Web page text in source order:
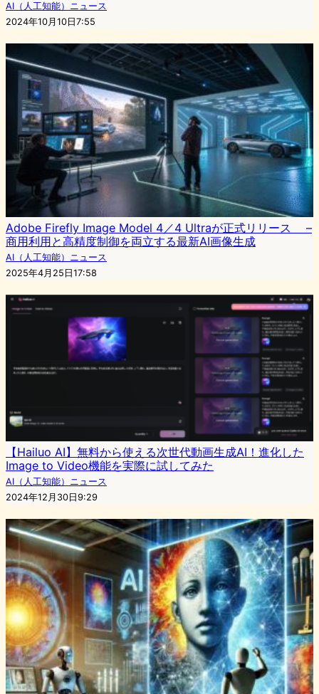
AI（人工知能）ニュース
2024年10月10日7:55
Adobe Firefly Image Model 4／4 Ultraが正式リリース –
商用利用と高精度制御を両立する最新AI画像生成
AI（人工知能）ニュース
2025年4月25日17:58
【Hailuo AI】無料から使える次世代動画生成AI！進化した
Image to Video機能を実際に試してみた
AI（人工知能）ニュース
2024年12月30日9:29